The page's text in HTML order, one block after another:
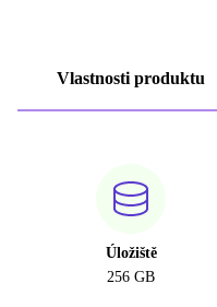
Vlastnosti produktu
Úložiště
256 GB